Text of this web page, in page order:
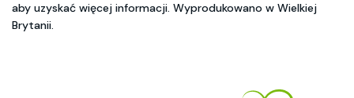
aby uzyskać więcej informacji. Wyprodukowano w Wielkiej
Brytanii.